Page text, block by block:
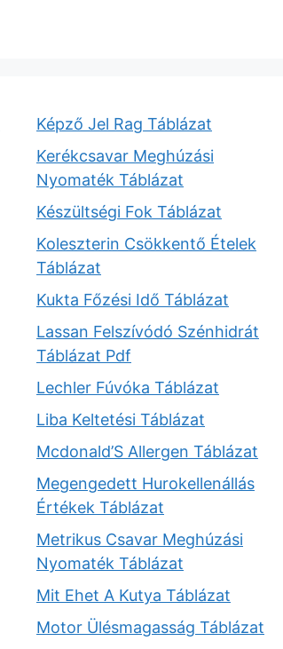
Képző Jel Rag Táblázat
Kerékcsavar Meghúzási
Nyomaték Táblázat
Készültségi Fok Táblázat
Koleszterin Csökkentő Ételek
Táblázat
Kukta Főzési Idő Táblázat
Lassan Felszívódó Szénhidrát
Táblázat Pdf
Lechler Fúvóka Táblázat
Liba Keltetési Táblázat
Mcdonald’S Allergen Táblázat
Megengedett Hurokellenállás
Értékek Táblázat
Metrikus Csavar Meghúzási
Nyomaték Táblázat
Mit Ehet A Kutya Táblázat
Motor Ülésmagasság Táblázat